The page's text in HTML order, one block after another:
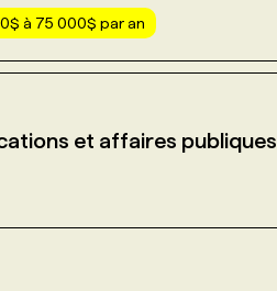
à 75 000$ par an
et affaires publiques